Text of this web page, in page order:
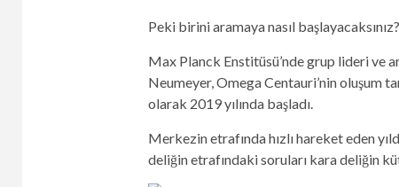
Peki birini aramaya nasıl başlayacaksınız?
Max Planck Enstitüsü’nde grup lideri ve
Neumeyer, Omega Centauri’nin oluşum
olarak 2019 yılında başladı.
Merkezin etrafında hızlı hareket eden
deliğin etrafındaki soruları kara deliğin